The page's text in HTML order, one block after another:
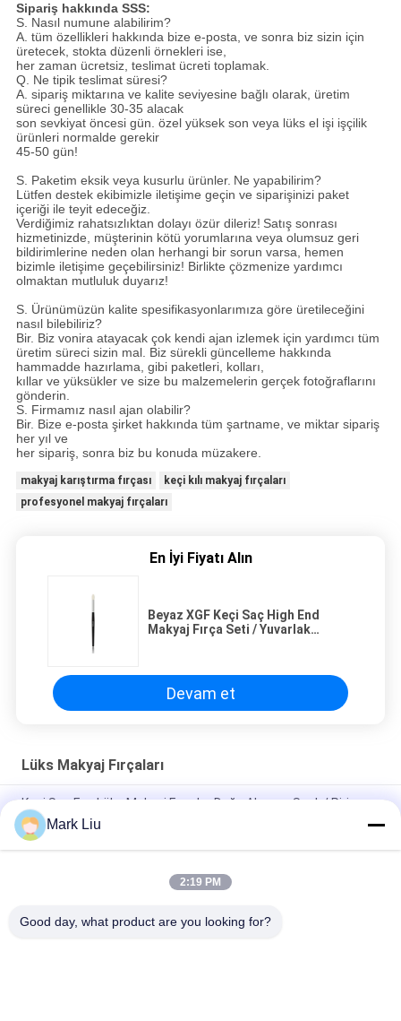
Sipariş hakkında SSS:
S. Nasıl numune alabilirim?
A. tüm özellikleri hakkında bize e-posta, ve sonra biz sizin için
üretecek, stokta düzenli örnekleri ise,
her zaman ücretsiz, teslimat ücreti toplamak.
Q. Ne tipik teslimat süresi?
A. sipariş miktarına ve kalite seviyesine bağlı olarak, üretim
süreci genellikle 30-35 alacak
son sevkiyat öncesi gün. özel yüksek son veya lüks el işi işçilik
ürünleri normalde gerekir
45-50 gün!
S. Paketim eksik veya kusurlu ürünler. Ne yapabilirim?
Lütfen destek ekibimizle iletişime geçin ve siparişinizi paket
içeriği ile teyit edeceğiz.
Verdiğimiz rahatsızlıktan dolayı özür dileriz! Satış sonrası
hizmetinizde, müşterinin kötü yorumlarına veya olumsuz geri
bildirimlerine neden olan herhangi bir sorun varsa, hemen
bizimle iletişime geçebilirsiniz! Birlikte çözmenize yardımcı
olmaktan mutluluk duyarız!
S. Ürünümüzün kalite spesifikasyonlarımıza göre üretileceğini
nasıl bilebiliriz?
Bir. Biz vonira atayacak çok kendi ajan izlemek için yardımcı tüm
üretim süreci sizin mal. Biz sürekli güncelleme hakkında
hammadde hazırlama, gibi paketleri, kolları,
kıllar ve yüksükler ve size bu malzemelerin gerçek fotoğraflarını
gönderin.
S. Firmamız nasıl ajan olabilir?
Bir. Bize e-posta şirket hakkında tüm şartname, ve miktar sipariş
her yıl ve
her sipariş, sonra biz bu konuda müzakere.
makyaj karıştırma fırçası
keçi kılı makyaj fırçaları
profesyonel makyaj fırçaları
En İyi Fiyatı Alın
Beyaz XGF Keçi Saç High End
Makyaj Fırça Seti / Yuvarlak
Devam et
Lüks Makyaj Fırçaları
Keçi Saç Fan Lüks Makyaj Fırçalar Doğa Abanoz Saplı / Pirinç
Yüksük
İnanılmaz yumuşak ve yoğun koyu kahverengi XGF keçi kılı lüks
Mark Liu
2:19 PM
Good day, what product are you looking for?